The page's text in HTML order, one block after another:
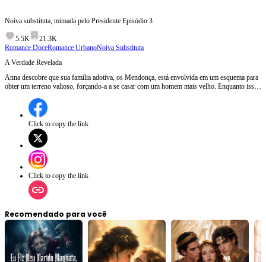
Noiva substituta, mimada pelo Presidente Episódio 3
5.5K
21.3K
Romance DoceRomance UrbanoNoiva Substituta
A Verdade Revelada
Anna descobre que sua família adotiva, os Mendonça, está envolvida em um esquema para
obter um terreno valioso, forçando-a a se casar com um homem mais velho. Enquanto isso,
trama dos Mendonça, decidindo observar de perto seus movimentos.O que o presidente
Brito fará quando descobrir que Anna é a peça-chave no plano dos Mendonça?
Click to copy the link
Click to copy the link
Recomendado para você